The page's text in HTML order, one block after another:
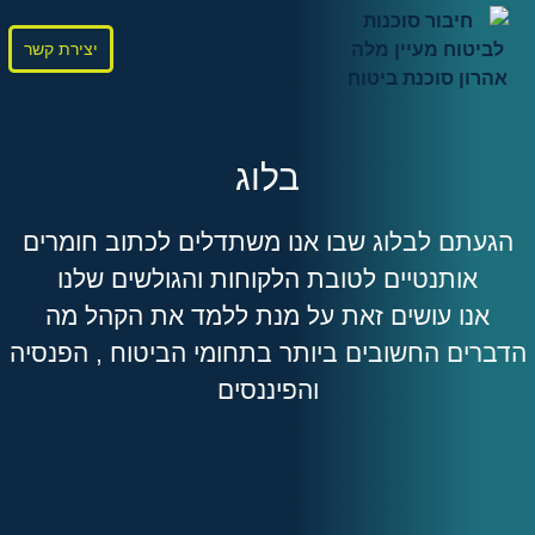
יצירת קשר
בלוג
הגעתם לבלוג שבו אנו משתדלים לכתוב חומרים
אותנטיים לטובת הלקוחות והגולשים שלנו
אנו עושים זאת על מנת ללמד את הקהל מה
הדברים החשובים ביותר בתחומי הביטוח , הפנסיה
והפיננסים